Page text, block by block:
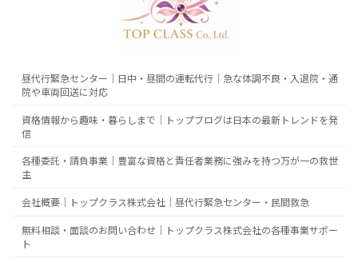
昼代行緊急センター｜日中・昼間の運転代行｜急な体調不良・入退院・通
院や車両回送に対応
資格情報から趣味・暮らしまで｜トップブログは日本の最新トレンドを発
信
各種委託・請負事業｜豊富な資格と責任者業務に強みを持つ万が一の救世
主
会社概要｜トップクラス株式会社｜昼代行緊急センター・民間救急
無料相談・面談のお問い合わせ｜トップクラス株式会社の各種事業サポー
ト